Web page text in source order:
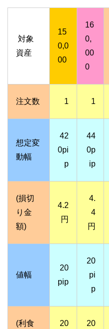
対象
資産
15
0,0
00
16
0,
00
0
注文数 1 1
想定変
動幅
42
0pi
p
44
0p
ip
(損切
り金
額)
4.2
円
4.
4
円
値幅
20
pip
20
pi
p
(利食 20 20